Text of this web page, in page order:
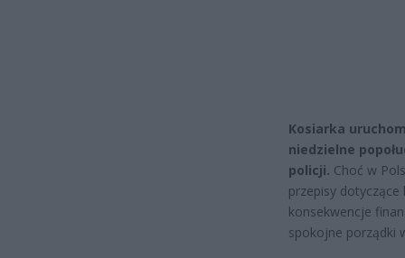
Kosiarka
niedzielne
policji. Choć w
przepisy dotyczące
konsekwencje
spokojne porządki